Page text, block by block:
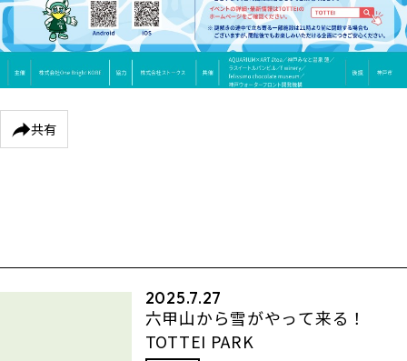
共有
2025.7.27
六甲山から雪がやって来る！
TOTTEI PARK